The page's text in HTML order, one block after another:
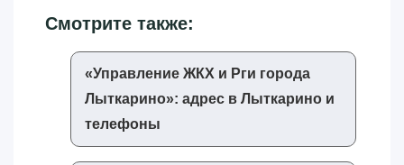
Смотрите также:
«‎Управление ЖКХ и Рги города
Лыткарино»‎: адрес в Лыткарино и
телефоны